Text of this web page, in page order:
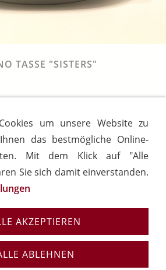
TASSE "SISTERS"
inkl. Mehrwertsteuer, zuzüglich
Belvino in Goslar
widerrufen
um unsere Website zu
das bestmögliche Online-
Mit dem Klick auf "Alle
Sie sich damit einverstanden.
AKZEPTIEREN
ABLEHNEN